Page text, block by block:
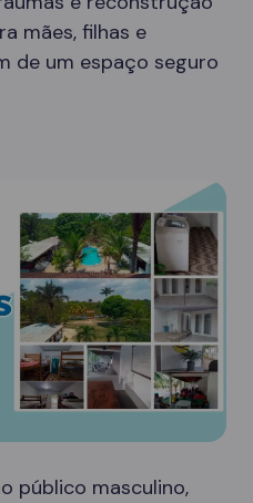
mães, filhas e
de um espaço seguro
público masculino,